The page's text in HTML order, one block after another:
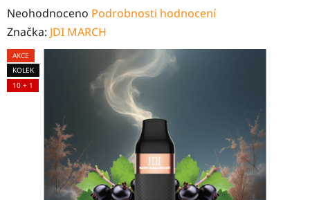
Průměrné
hodnocení
produktu
je
0,0
hvězdiček.
Neohodnoceno Podrobnosti hodnocení
Značka: JDI MARCH
AKCE
KOLEK
10 + 1